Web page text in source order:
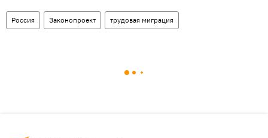
Россия Законопроект трудовая миграция